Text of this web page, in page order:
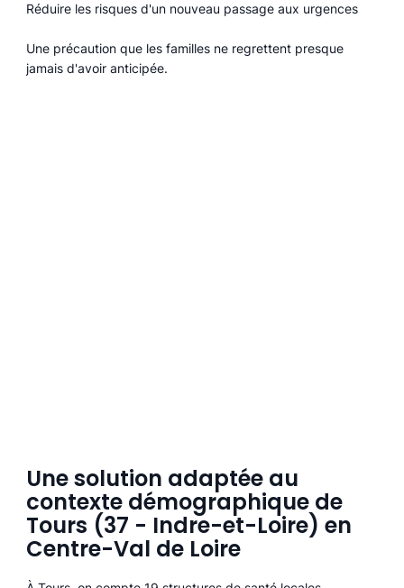
Réduire les risques d'un nouveau passage aux urgences
Une précaution que les familles ne regrettent presque
jamais d'avoir anticipée.
Une solution adaptée au
contexte démographique de
Tours (37 - Indre-et-Loire) en
Centre-Val de Loire